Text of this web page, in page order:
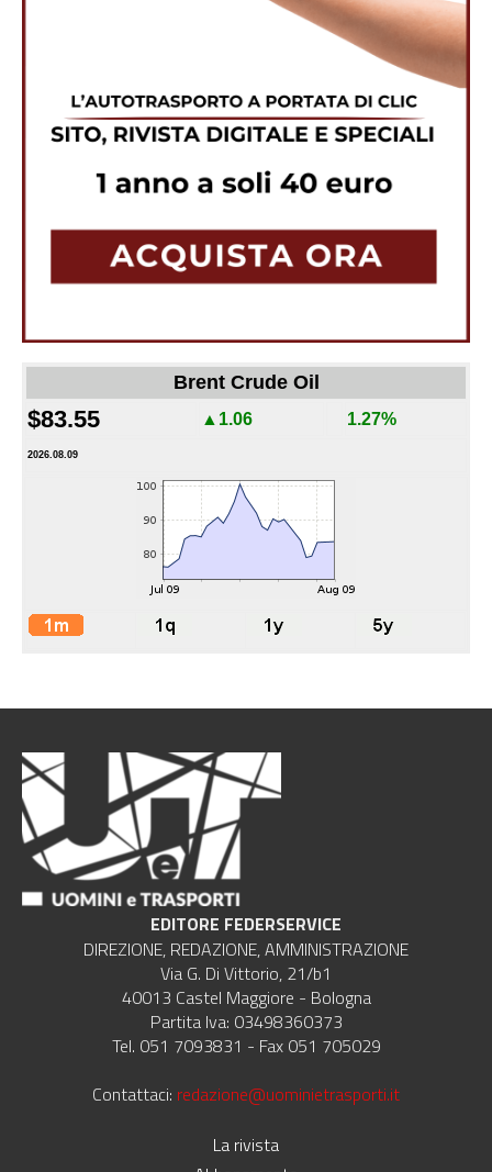
Brent Crude Oil
$83.55 ▲1.06 1.27%
2026.08.09
EDITORE FEDERSERVICE
DIREZIONE, REDAZIONE, AMMINISTRAZIONE
Via G. Di Vittorio, 21/b1
40013 Castel Maggiore - Bologna
Partita Iva: 03498360373
Tel. 051 7093831 - Fax 051 705029
Contattaci: redazione@uominietrasporti.it
La rivista